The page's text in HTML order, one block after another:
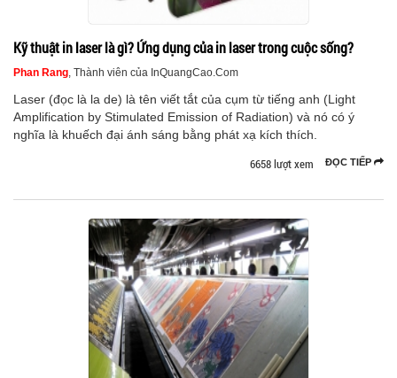
Kỹ thuật in laser là gì? Ứng dụng của in laser trong cuộc sống?
Phan Rang, Thành viên của InQuangCao.Com
Laser (đọc là la de) là tên viết tắt của cụm từ tiếng anh (Light
Amplification by Stimulated Emission of Radiation) và nó có ý
nghĩa là khuếch đại ánh sáng bằng phát xạ kích thích.
ĐỌC TIẾP
6658 lượt xem